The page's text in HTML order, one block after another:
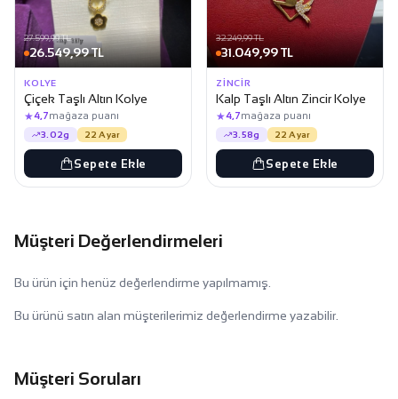
27.599,99 TL
26.549,99 TL
KOLYE
Çiçek Taşlı Altın Kolye
★4,7mağaza puanı
3.02g 22 Ayar
Sepete Ekle
32.249,99 TL
31.049,99 TL
ZINCIR
Kalp Taşlı Altın Zincir Kolye
★4,7mağaza puanı
3.58g 22 Ayar
Sepete Ekle
Müşteri Değerlendirmeleri
Bu ürün için henüz değerlendirme yapılmamış.
Bu ürünü satın alan müşterilerimiz değerlendirme yazabilir.
Müşteri Soruları